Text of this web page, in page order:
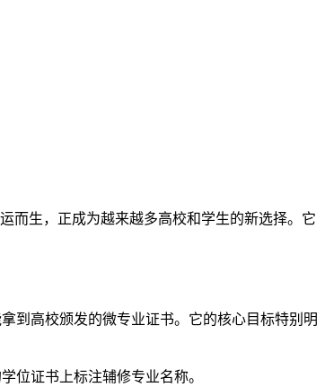
而生，正成为越来越多高校和学生的新选择。它
到高校颁发的微专业证书。它的核心目标特别明
位证书上标注辅修专业名称。